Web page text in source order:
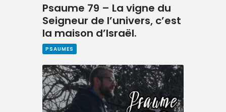
Psaume 79 – La vigne du
Seigneur de l’univers, c’est
la maison d’Israël.
PSAUMES